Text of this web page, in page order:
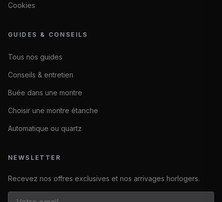
Cookies
GUIDES & CONSEILS
Tous nos guides
Conseils & entretien
Buée dans une montre
Choisir une montre étanche
Automatique ou quartz
NEWSLETTER
Recevez nos offres exclusives et nos arrivages horlogers.